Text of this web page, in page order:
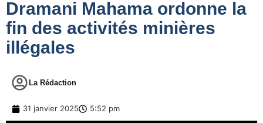
Dramani Mahama ordonne la
fin des activités minières
illégales
La Rédaction
31 janvier 2025 5:52 pm